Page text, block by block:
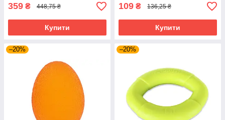
359 ₴ 448,75 ₴
Купити
109 ₴ 136,25 ₴
Купити
–20% –20%